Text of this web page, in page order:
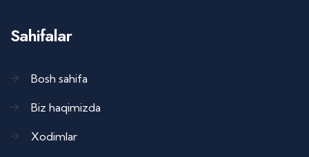
Sahifalar
Bosh sahifa
Biz haqimizda
Xodimlar